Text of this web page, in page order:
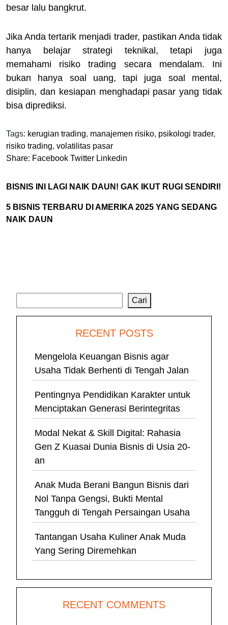
besar lalu bangkrut.
Jika Anda tertarik menjadi trader, pastikan Anda tidak
hanya belajar strategi teknikal, tetapi juga
memahami risiko trading secara mendalam. Ini
bukan hanya soal uang, tapi juga soal mental,
disiplin, dan kesiapan menghadapi pasar yang tidak
bisa diprediksi.
Tags: kerugian trading, manajemen risiko, psikologi trader,
risiko trading, volatilitas pasar
Share: Facebook Twitter Linkedin
BISNIS INI LAGI NAIK DAUN! GAK IKUT RUGI SENDIRI!
5 BISNIS TERBARU DI AMERIKA 2025 YANG SEDANG
NAIK DAUN
Cari
RECENT POSTS
Mengelola Keuangan Bisnis agar
Usaha Tidak Berhenti di Tengah Jalan
Pentingnya Pendidikan Karakter untuk
Menciptakan Generasi Berintegritas
Modal Nekat & Skill Digital: Rahasia
Gen Z Kuasai Dunia Bisnis di Usia 20-
an
Anak Muda Berani Bangun Bisnis dari
Nol Tanpa Gengsi, Bukti Mental
Tangguh di Tengah Persaingan Usaha
Tantangan Usaha Kuliner Anak Muda
Yang Sering Diremehkan
RECENT COMMENTS